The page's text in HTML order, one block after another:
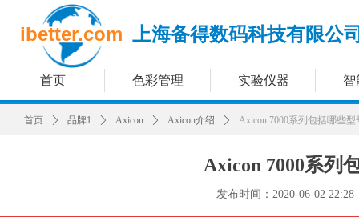
首页 色彩管理 实验仪器 智
ibetter.com 上海备得数码科技有限公
Axicon 7000系列
发布时间： 2020-06-02 22:28
首页 ꄲ 品牌1 ꄲ Axicon ꄲ Axicon介绍 ꄲ Axicon 7000系列包括哪些型